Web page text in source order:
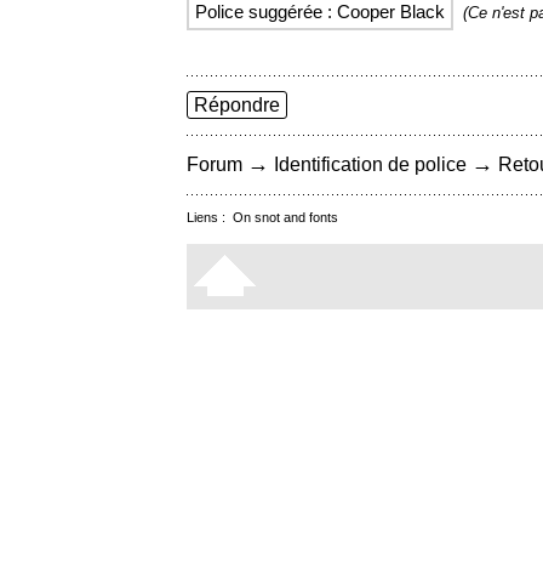
Police suggérée : Cooper Black (Ce n'est
Répondre
Forum → Identification de police →
Liens : On snot and fonts